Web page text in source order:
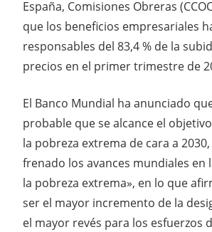
España, Comisiones Obreras
que los beneficios empresariales
responsables del 83,4 % de la
precios en el primer trimestre de
El Banco Mundial ha anunciado
probable que se alcance el
la pobreza extrema de cara a
frenado los avances mundiales en
la pobreza extrema», en lo que
ser el mayor incremento de la
el mayor revés para los esfuerzos